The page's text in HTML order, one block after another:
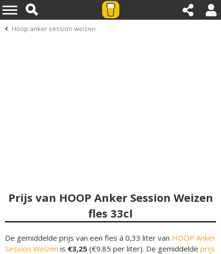
Hoop anker session weizen
Prijs van HOOP Anker Session Weizen
fles 33cl
De gemiddelde prijs van een fles á 0,33 liter van HOOP Anker
Session Weizen is €3,25 (€9.85 per liter). De gemiddelde prijs